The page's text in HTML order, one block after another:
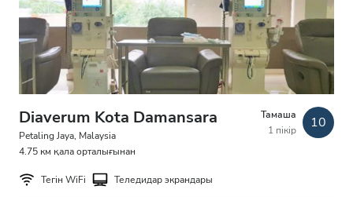
Сусындар мен жеңіл тағамдар
Тегін WiFi
Теледидар экрандары
Тегін трансфер
Тегін тұрақ
Diaverum Kota Damansara
Petaling Jaya, Malaysia
4.75 км қала орталығынан
Тамаша
1 пікір
10
Тегін WiFi Теледидар экрандары